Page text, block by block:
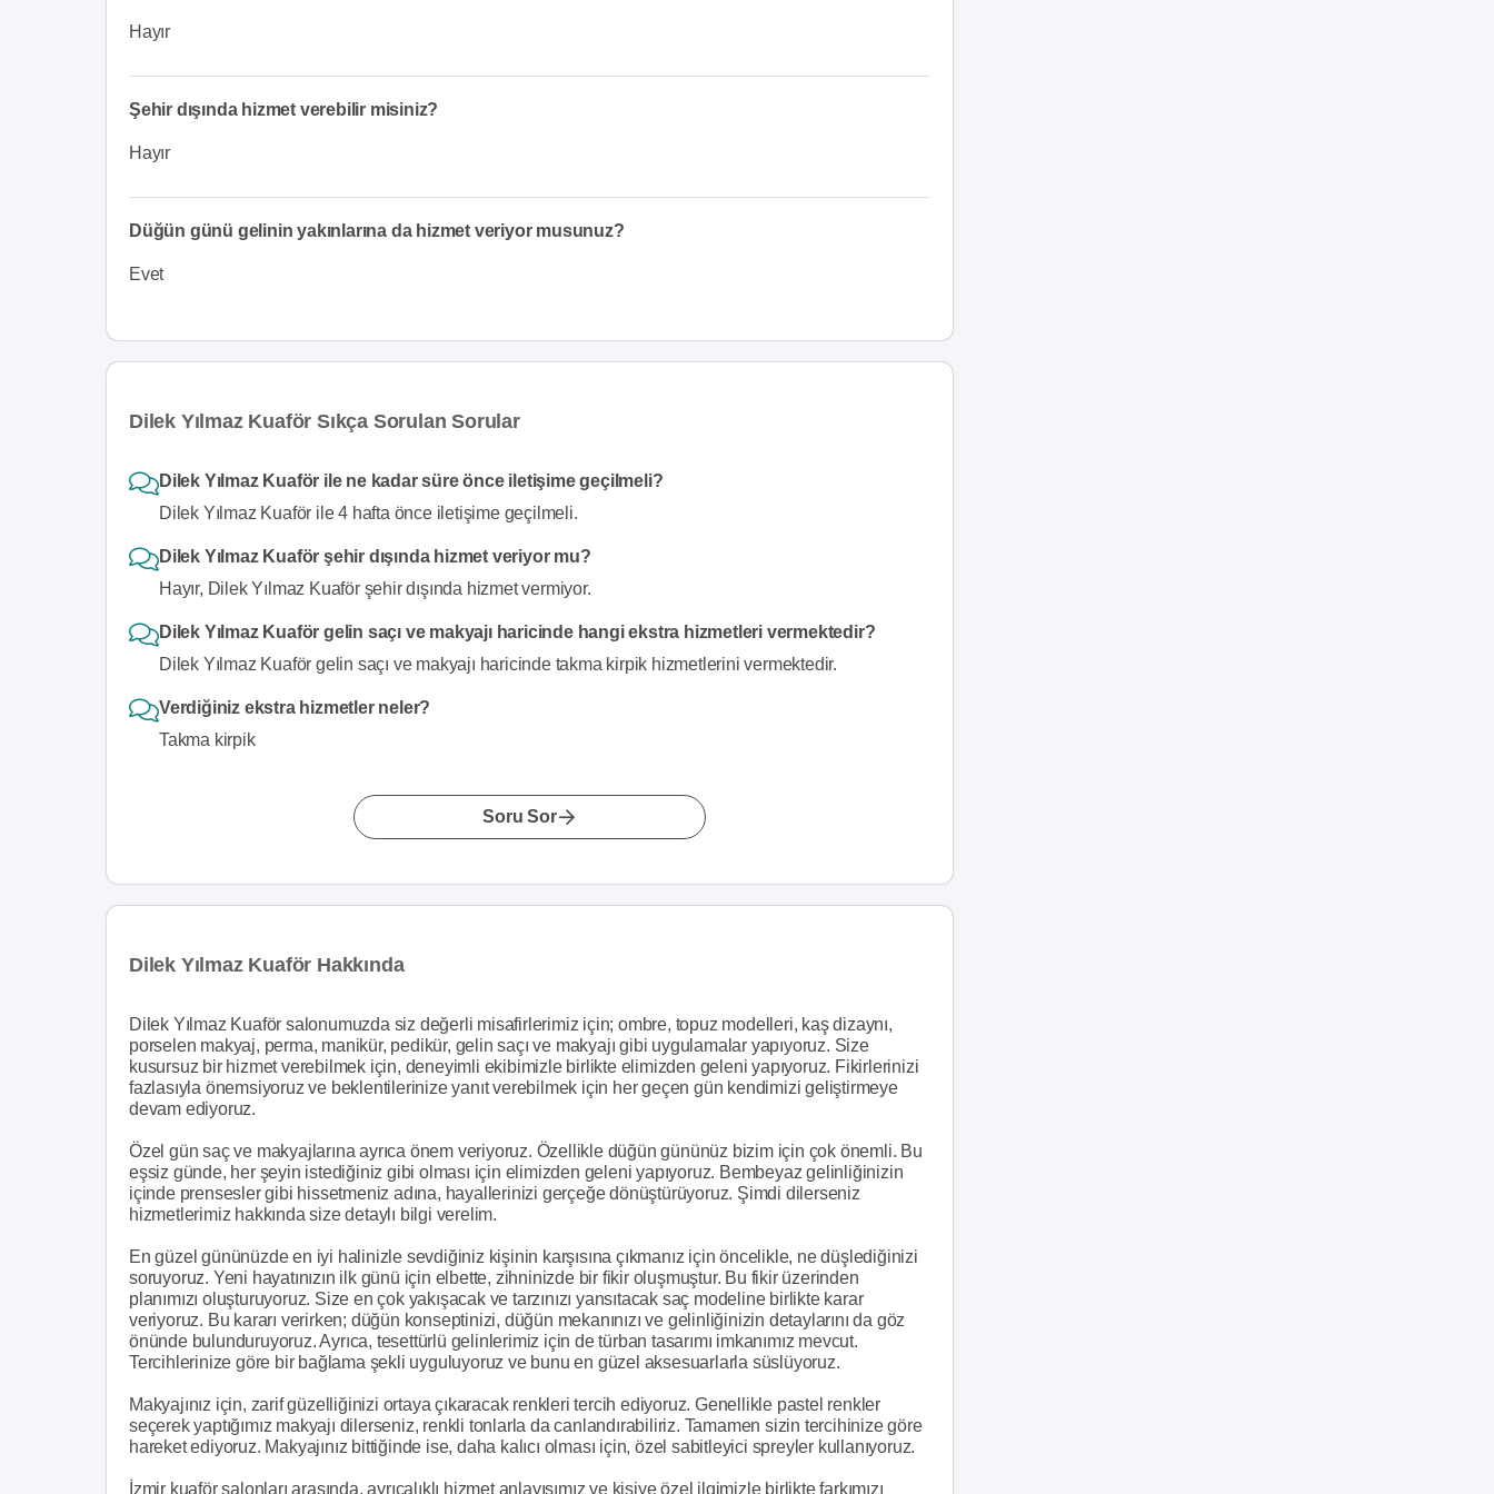
Hayır
Şehir dışında hizmet verebilir misiniz?
Hayır
Düğün günü gelinin yakınlarına da hizmet veriyor musunuz?
Evet
Dilek Yılmaz Kuaför Sıkça Sorulan Sorular
Dilek Yılmaz Kuaför ile ne kadar süre önce iletişime geçilmeli?
Dilek Yılmaz Kuaför ile 4 hafta önce iletişime geçilmeli.
Dilek Yılmaz Kuaför şehir dışında hizmet veriyor mu?
Hayır, Dilek Yılmaz Kuaför şehir dışında hizmet vermiyor.
Dilek Yılmaz Kuaför gelin saçı ve makyajı haricinde hangi ekstra hizmetleri vermektedir?
Dilek Yılmaz Kuaför gelin saçı ve makyajı haricinde takma kirpik hizmetlerini vermektedir.
Verdiğiniz ekstra hizmetler neler?
Takma kirpik
Soru Sor
Dilek Yılmaz Kuaför Hakkında
Dilek Yılmaz Kuaför salonumuzda siz değerli misafirlerimiz için; ombre, topuz modelleri, kaş dizaynı,
porselen makyaj, perma, manikür, pedikür, gelin saçı ve makyajı gibi uygulamalar yapıyoruz. Size
kusursuz bir hizmet verebilmek için, deneyimli ekibimizle birlikte elimizden geleni yapıyoruz. Fikirlerinizi
fazlasıyla önemsiyoruz ve beklentilerinize yanıt verebilmek için her geçen gün kendimizi geliştirmeye
devam ediyoruz.
Özel gün saç ve makyajlarına ayrıca önem veriyoruz. Özellikle düğün gününüz bizim için çok önemli. Bu
eşsiz günde, her şeyin istediğiniz gibi olması için elimizden geleni yapıyoruz. Bembeyaz gelinliğinizin
içinde prensesler gibi hissetmeniz adına, hayallerinizi gerçeğe dönüştürüyoruz. Şimdi dilerseniz
hizmetlerimiz hakkında size detaylı bilgi verelim.
En güzel gününüzde en iyi halinizle sevdiğiniz kişinin karşısına çıkmanız için öncelikle, ne düşlediğinizi
soruyoruz. Yeni hayatınızın ilk günü için elbette, zihninizde bir fikir oluşmuştur. Bu fikir üzerinden
planımızı oluşturuyoruz. Size en çok yakışacak ve tarzınızı yansıtacak saç modeline birlikte karar
veriyoruz. Bu kararı verirken; düğün konseptinizi, düğün mekanınızı ve gelinliğinizin detaylarını da göz
önünde bulunduruyoruz. Ayrıca, tesettürlü gelinlerimiz için de türban tasarımı imkanımız mevcut.
Tercihlerinize göre bir bağlama şekli uyguluyoruz ve bunu en güzel aksesuarlarla süslüyoruz.
Makyajınız için, zarif güzelliğinizi ortaya çıkaracak renkleri tercih ediyoruz. Genellikle pastel renkler
seçerek yaptığımız makyajı dilerseniz, renkli tonlarla da canlandırabiliriz. Tamamen sizin tercihinize göre
hareket ediyoruz. Makyajınız bittiğinde ise, daha kalıcı olması için, özel sabitleyici spreyler kullanıyoruz.
İzmir kuaför salonları arasında, ayrıcalıklı hizmet anlayışımız ve kişiye özel ilgimizle birlikte farkımızı